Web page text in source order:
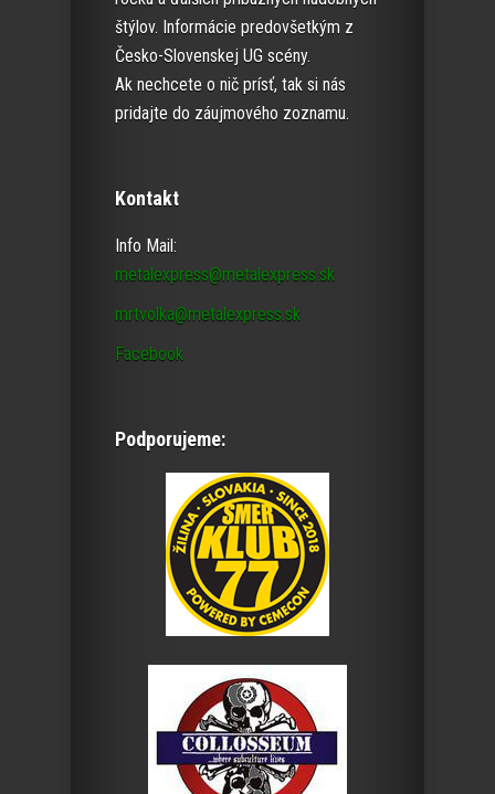
štýlov. Informácie predovšetkým z
Česko-Slovenskej UG scény.
Ak nechcete o nič prísť, tak si nás
pridajte do záujmového zoznamu.
Kontakt
Info Mail:
metalexpress@metalexpress.sk
mrtvolka@metalexpress.sk
Facebook
Podporujeme: